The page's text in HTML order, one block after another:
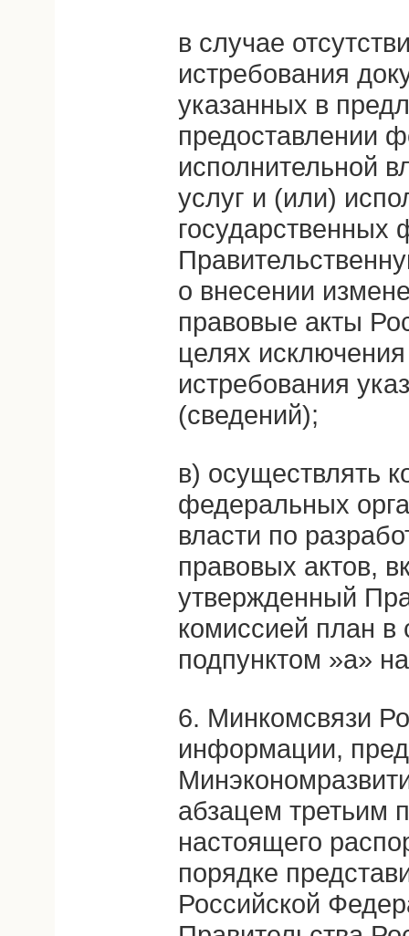
в случае
истребования
указанных в
предоставлении
исполнительной
услуг и (или)
государственных
о внесении
правовые акты
целях
истребования
(сведений);
в) осуществлять
федеральных
власти по
правовых актов,
утвержденный
комиссией план в
подпунктом »а»
6. Минкомсвязи
информации,
абзацем третьим
настоящего
порядке
Российской